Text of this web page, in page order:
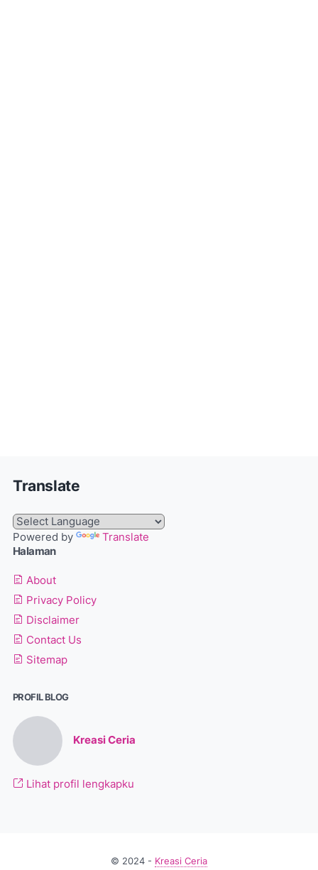
Translate
Powered by
Translate
Halaman
About
Privacy Policy
Disclaimer
Contact Us
Sitemap
PROFIL BLOG
Kreasi Ceria
Lihat profil lengkapku
© 2024 - Kreasi Ceria